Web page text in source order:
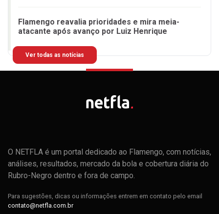
Flamengo reavalia prioridades e mira meia-
atacante após avanço por Luiz Henrique
Ver todas as notícias
O NETFLA é um portal dedicado ao Flamengo, com notícias,
análises, resultados, mercado da bola e cobertura diária do
Rubro-Negro dentro e fora de campo.
Para sugestões, dicas ou informações entrem em contato pelo email
contato@netfla.com.br